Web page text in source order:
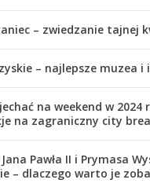
– zwiedzanie tajnej
– najlepsze muzea i
na weekend w 2024
na zagraniczny city
Pawła II i Prymasa
– dlaczego warto je